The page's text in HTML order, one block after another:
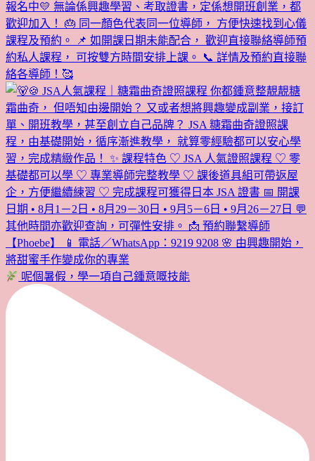
呢個暑假，學一項自己鍾意嘅技能